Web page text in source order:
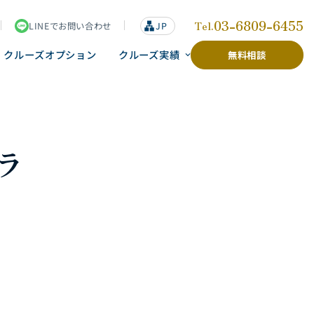
LINEでお問い合わせ
lan
g
u
a
JP Tel.03-6809-6455
クルーズオプション クルーズ実績 無料相談